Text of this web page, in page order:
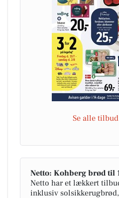
Se alle
Netto: Kohberg brød til
Netto har et lækkert
inklusiv